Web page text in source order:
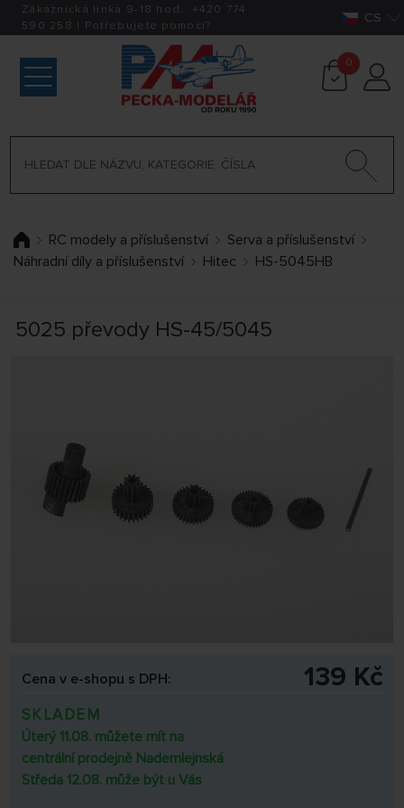
Zákaznická linka 9-18 hod.: +420 774
590 258 | Potřebujete pomoci? CS
0
RC modely a příslušenství
Serva a příslušenství
Náhradní díly a příslušenství
Hitec HS-5045HB
5025 převody HS-45/5045
Cena v e-shopu s DPH: 139 Kč
SKLADEM
Úterý 11.08. můžete mít na
centrální prodejně Nademlejnská
Středa 12.08. může být u Vás